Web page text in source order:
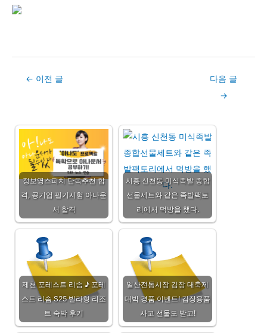
Post← 이전 글
다음 글
→
정보영스피치 단독추천 합
격, 공기업 필기시험 아나운
서 합격
시흥 신천동 미식족발 종합
선물세트와 같은 족발팩토
리에서 먹방을 했다.
제천 포레스트 리솜 ♪ 포레
스트 리솜 S25 빌라형 리조
트 숙박 후기
일산전통시장 김장 대축제
대박 경품 이벤트! 김장용품
사고 선물도 받고!